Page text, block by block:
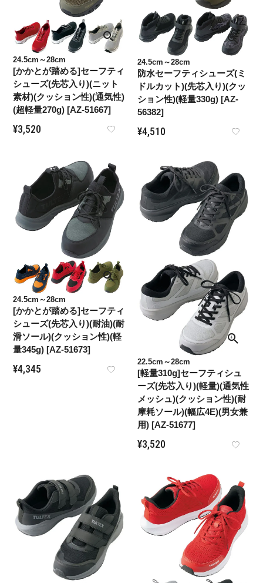
24.5cm～28cm
[かかとが踏める]セーフティ
シューズ(先芯入り)(ニット
素材)(クッション性)(通気性)
(超軽量270g) [AZ-51667]
¥3,520
24.5cm～28cm
防水セーフティシューズ(ミ
ドルカット)(先芯入り)(クッ
ション性)(軽量330g) [AZ-
56382]
¥4,510
24.5cm～28cm
[かかとが踏める]セーフティ
シューズ(先芯入り)(耐油)(耐
滑ソール)(クッション性)(軽
量345g) [AZ-51673]
¥4,345
22.5cm～28cm
[軽量310g]セーフティシュ
ーズ(先芯入り)(軽量)(通気性
メッシュ)(クッション性)(耐
摩耗ソール)(幅広4E)(男女兼
用) [AZ-51677]
¥3,520